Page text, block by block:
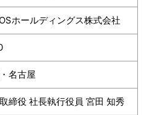
ホールディングス株式会社
名古屋
締役 社長執行役員 宮田 知秀